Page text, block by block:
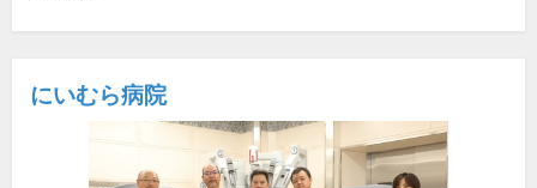
にいむら病院